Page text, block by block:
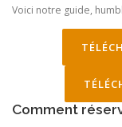
Voici notre guide,
Comment